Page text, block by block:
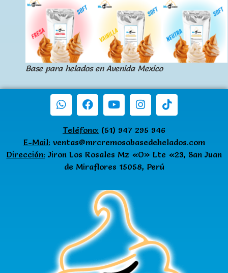
Base para helados en Avenida Mexico
Teléfono: (51) 947 295 946
E-Mail: ventas@mrcremosobasedehelados.com
Dirección: Jiron Los Rosales Mz «O» Lte «23, San Juan
de Miraflores 15058, Perú